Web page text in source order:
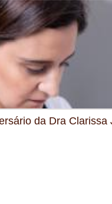
da Dra Clarissa